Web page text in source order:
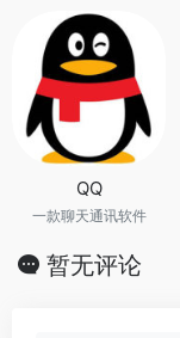
QQ
一款聊天通讯软件
暂无评论